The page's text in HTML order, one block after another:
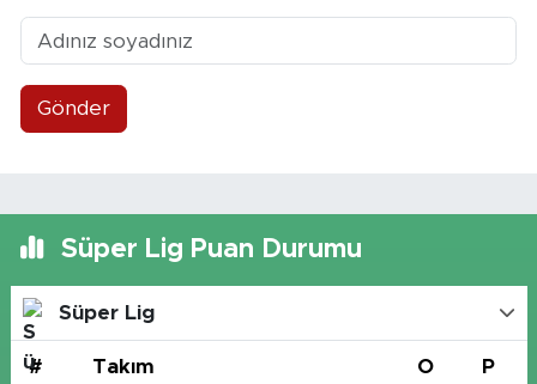
Gönder
Süper Lig Puan Durumu
Süper Lig
# Takım O P